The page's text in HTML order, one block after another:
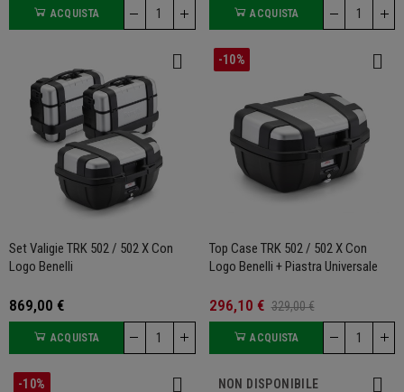
ACQUISTA ACQUISTA
Set Valigie TRK 502 / 502 X Con
Logo Benelli
869,00 €
ACQUISTA
-10%
Top Case TRK 502 / 502 X Con
Logo Benelli + Piastra Universale
296,10 € 329,00 €
ACQUISTA
-10% NON DISPONIBILE